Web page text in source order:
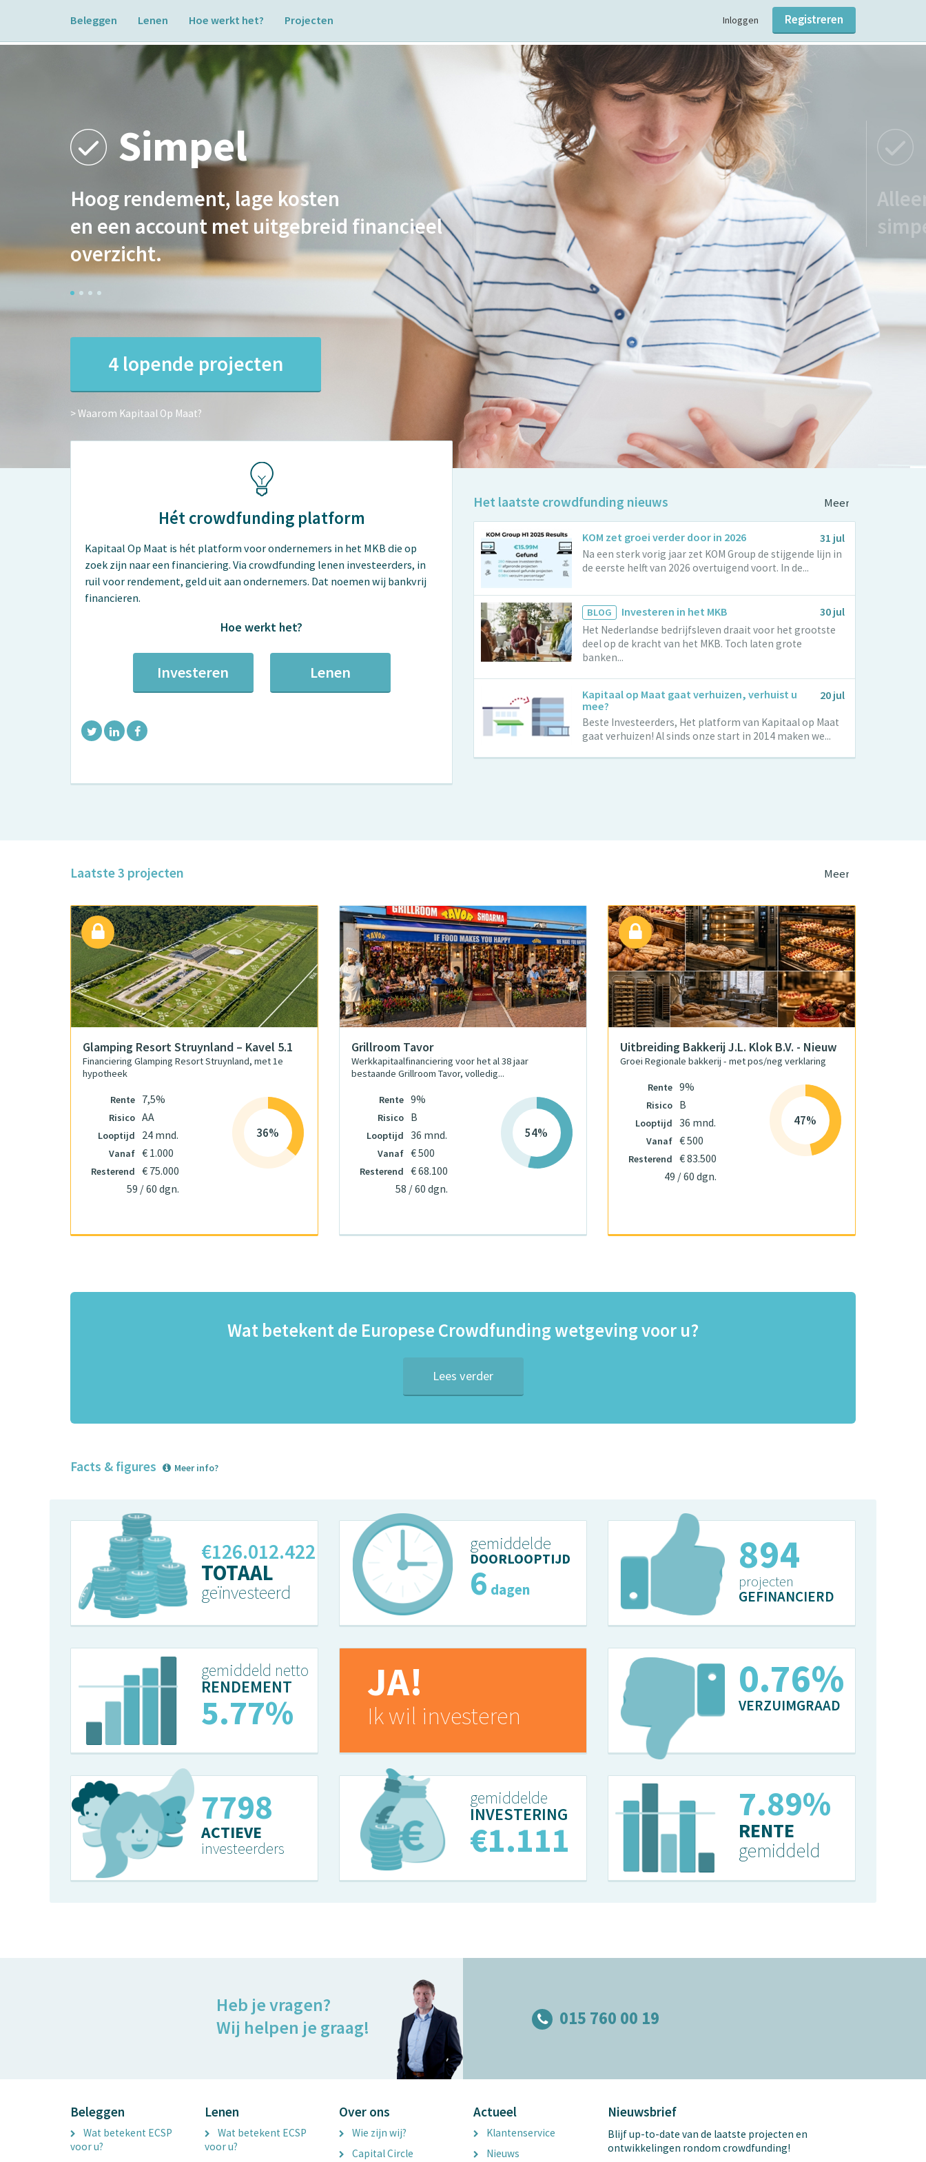
Beleggen Lenen Hoe werkt het? Projecten Inloggen Registreren
financieel
Transparant
Alleen relevante informatie,
simpel en helder gepresenteerd.
4 lopende projecten
> Waarom Kapitaal Op Maat?
Hét crowdfunding platform
Kapitaal Op Maat is hét platform voor ondernemers in het MKB die op
zoek zijn naar een financiering. Via crowdfunding lenen investeerders, in
ruil voor rendement, geld uit aan ondernemers. Dat noemen wij bankvrij
financieren.
Hoe werkt het?
Investeren Lenen
Het laatste crowdfunding nieuws Meer nieuws
31 jul
KOM zet groei verder door in 2026
Na een sterk vorig jaar zet KOM Group de stijgende lijn in
de eerste helft van 2026 overtuigend voort. In de...
30 jul
BLOG Investeren in het MKB
Het Nederlandse bedrijfsleven draait voor het grootste
deel op de kracht van het MKB. Toch laten grote
banken...
20 jul
Kapitaal op Maat gaat verhuizen, verhuist u
mee?
Beste Investeerders, Het platform van Kapitaal op Maat
gaat verhuizen! Al sinds onze start in 2014 maken we...
Laatste 3 projecten Meer projecten
Glamping Resort Struynland – Kavel 5.1
Financiering Glamping Resort Struynland, met 1e
hypotheek
Rente 7,5%
Risico AA
Looptijd 24 mnd.
Vanaf € 1.000
Resterend
€ 75.000
59 / 60 dgn.
36%
Grillroom Tavor
Werkkapitaalfinanciering voor het al 38 jaar
bestaande Grillroom Tavor, volledig...
Rente 9%
Risico B
Looptijd 36 mnd.
Vanaf € 500
Resterend
€ 68.100
58 / 60 dgn.
54%
Uitbreiding Bakkerij J.L. Klok B.V. - Nieuw
Groei Regionale bakkerij - met pos/neg verklaring
Rente 9%
Risico B
Looptijd 36 mnd.
Vanaf € 500
Resterend
€ 83.500
49 / 60 dgn.
47%
Wat betekent de Europese Crowdfunding wetgeving voor u?
Lees verder
Facts & figures Meer info?
€129.067.350
TOTAAL
geïnvesteerd
gemiddelde
DOORLOOPTIJD
6 dagen
915
projecten
GEFINANCIERD
gemiddeld netto
RENDEMENT
5.91%
JA!
Ik wil investeren
0.78%
VERZUIMGRAAD
7987
ACTIEVE
investeerders
gemiddelde
INVESTERING
€1.137
8.08%
RENTE
gemiddeld
015 760 00 19
Heb je vragen?
Wij helpen je graag!
Beleggen
Wat betekent ECSP
voor u?
Lenen
Wat betekent ECSP
voor u?
Over ons
Wie zijn wij?
Capital Circle
Actueel
Klantenservice
Nieuws
Nieuwsbrief
Blijf up-to-date van de laatste projecten en
ontwikkelingen rondom crowdfunding!